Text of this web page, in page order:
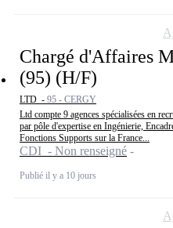
Chargé d'Affaires
(95) (H/F)
LTD - 95 - CERGY
Ltd compte 9 agences spécialisées en
par pôle d'expertise en Ingénierie,
Fonctions Supports sur la France...
CDI - Non renseigné
Publié il y a 10 jours